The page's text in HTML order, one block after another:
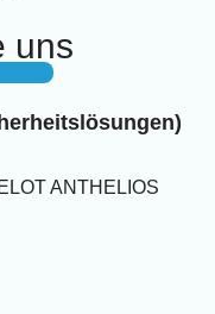
uns
ANTHELIOS